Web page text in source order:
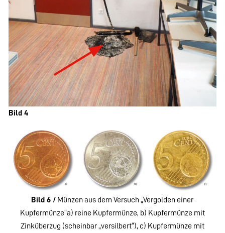
Bild 4
Bild 6 / Münzen aus dem Versuch „Vergolden einer
Kupfermünze“a) reine Kupfermünze, b) Kupfermünze mit
Zinküberzug (scheinbar „versilbert“), c) Kupfermünze mit